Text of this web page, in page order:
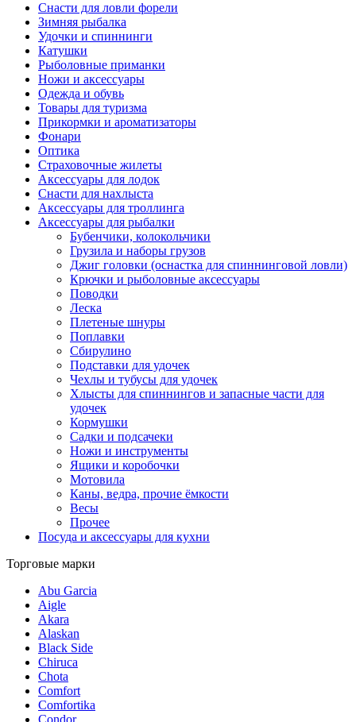
Снасти для ловли форели
Зимняя рыбалка
Удочки и спиннинги
Катушки
Рыболовные приманки
Ножи и аксессуары
Одежда и обувь
Товары для туризма
Прикормки и ароматизаторы
Фонари
Оптика
Страховочные жилеты
Аксессуары для лодок
Снасти для нахлыста
Аксессуары для троллинга
Аксессуары для рыбалки
Бубенчики, колокольчики
Грузила и наборы грузов
Джиг головки (оснастка для спиннинговой ловли)
Крючки и рыболовные аксессуары
Поводки
Леска
Плетеные шнуры
Поплавки
Сбирулино
Подставки для удочек
Чехлы и тубусы для удочек
Хлысты для спиннингов и запасные части для
удочек
Кормушки
Садки и подсачеки
Ножи и инструменты
Ящики и коробочки
Мотовила
Каны, ведра, прочие ёмкости
Весы
Прочее
Посуда и аксессуары для кухни
Торговые марки
Abu Garcia
Aigle
Akara
Alaskan
Black Side
Chiruca
Chota
Comfort
Comfortika
Condor